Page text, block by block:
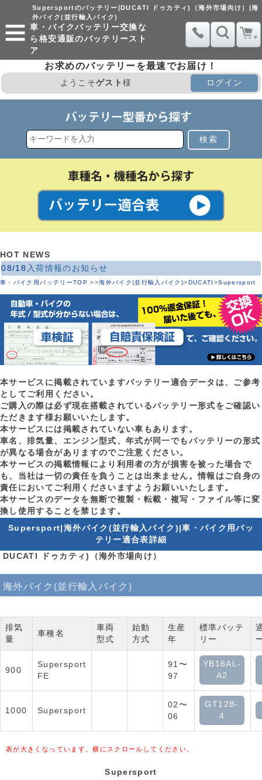
Supersportのバッテリー|DUCATI ドゥカティ)（海外市場向け）|海
外バイク(並行輸入バイク)
車・バイクバッテリー交換な
ら格安通販のバッテリースト
ア
お求めのバッテリーを最速でお届け！
ようこそゲスト様 ログイン
検索
HOT NEWS
08/18 入荷情報のお知らせ
車・バイク用バッテリーTOP >>海外バイク(並行輸入バイク)> DUCATI >Supersport
本サービスに掲載されていますバッテリー適合データは、ご参考
としてご利用ください。
ご購入の際は必ず現在搭載されているバッテリー形式をご確認い
ただきます様お願いいたします。
本サービスには掲載されていない車もあります。
車名、排気量、エンジン型式、年式が同一でもバッテリーの形式
が異なる場合がありますのでご注意ください。
本サービスの掲載情報により利用者の方が損害を被った場合で
も、当社は一切の責任を負うことは出来ません。情報はご自身の
責任においてご利用くださいますようお願いいたします。
本サービスのデータを無断で複製・転載・複写・ファイル等に変
換し使用することを禁じます。
Supersport|海外バイク(並行輸入バイク)|車・バイク用バッ
テリー適合表詳細
DUCATI ドゥカティ)（海外市場向け）
海外バイク(並行輸入バイク)
排気
量
車種名
車両
型式
始動
方式
生産
年
標準バッテ
リー
900
Supersport
FE
91〜
97
YB16AL-
A2
1000 Supersport
02〜
06
GT12B-
4
表が大きくなっています。横にスクロールしてください。
Supersport